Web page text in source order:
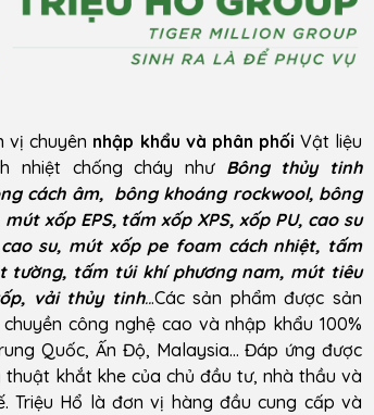
vị chuyên nhập khẩu và phân phối Vật liệu
nhiệt chống cháy như Bông thủy tinh
cách âm, bông khoáng rockwool, bông
xốp EPS, tấm xốp XPS, xốp PU, cao su
su, mút xốp pe foam cách nhiệt, tấm
tường, tấm túi khí phương nam, mút tiêu
vải thủy tinh...Các sản phẩm được sản
công nghệ cao và nhập khẩu 100%
Quốc, Ấn Độ, Malaysia… Đáp ứng được
thuật khắt khe của chủ đầu tư, nhà thầu và
Triệu Hổ là đơn vị hàng đầu cung cấp và